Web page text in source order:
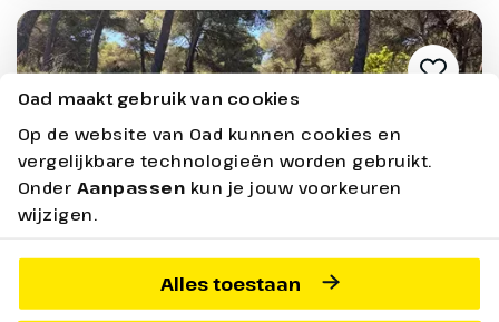
Oad maakt gebruik van cookies
Op de website van Oad kunnen cookies en
vergelijkbare technologieën worden gebruikt.
Onder Aanpassen kun je jouw voorkeuren
wijzigen.
Alles toestaan